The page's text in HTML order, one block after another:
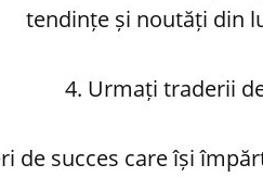
tendințe și noutăți din
4. Urmați traderii
de succes care își